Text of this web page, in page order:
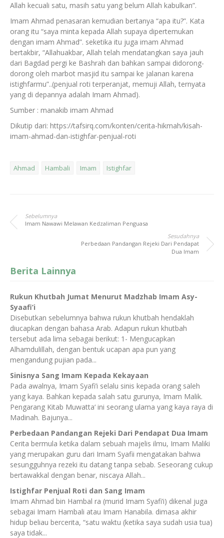
Allah kecuali satu, masih satu yang belum Allah kabulkan”.
Imam Ahmad penasaran kemudian bertanya “apa itu?”. Kata
orang itu “saya minta kepada Allah supaya dipertemukan
dengan imam Ahmad”. seketika itu juga imam Ahmad
bertakbir, “Allahuakbar, Allah telah mendatangkan saya jauh
dari Bagdad pergi ke Bashrah dan bahkan sampai didorong-
dorong oleh marbot masjid itu sampai ke jalanan karena
istighfarmu”..(penjual roti terperanjat, memuji Allah, ternyata
yang di depannya adalah Imam Ahmad).
Sumber : manakib imam Ahmad
Dikutip dari: https://tafsirq.com/konten/cerita-hikmah/kisah-
imam-ahmad-dan-istighfar-penjual-roti
Ahmad Hambali Imam Istighfar
Sebelumnya
Imam Nawawi Melawan Kedzaliman Penguasa
Sesudahnya
Perbedaan Pandangan Rejeki Dari Pendapat
Dua Imam
Berita Lainnya
Rukun Khutbah Jumat Menurut Madzhab Imam Asy-
Syaafi’i
Disebutkan sebelumnya bahwa rukun khutbah hendaklah
diucapkan dengan bahasa Arab. Adapun rukun khutbah
tersebut ada lima sebagai berikut: 1- Mengucapkan
Alhamdulillah, dengan bentuk ucapan apa pun yang
mengandung pujian pada...
Sinisnya Sang Imam Kepada Kekayaan
Pada awalnya, Imam Syafi’i selalu sinis kepada orang saleh
yang kaya. Bahkan kepada salah satu gurunya, Imam Malik.
Pengarang Kitab Muwatta‘ ini seorang ulama yang kaya raya di
Madinah. Bajunya...
Perbedaan Pandangan Rejeki Dari Pendapat Dua Imam
Cerita bermula ketika dalam sebuah majelis ilmu, Imam Maliki
yang merupakan guru dari Imam Syafii mengatakan bahwa
sesungguhnya rezeki itu datang tanpa sebab. Seseorang cukup
bertawakkal dengan benar, niscaya Allah...
Istighfar Penjual Roti dan Sang Imam
Imam Ahmad bin Hambal ra (murid Imam Syafi’i) dikenal juga
sebagai Imam Hambali atau Imam Hanabila. dimasa akhir
hidup beliau bercerita, “satu waktu (ketika saya sudah usia tua)
saya tidak...